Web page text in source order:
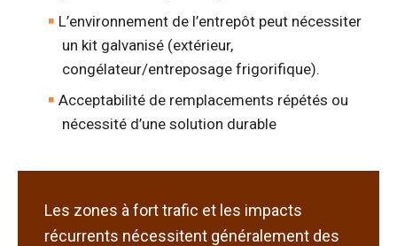
L’environnement de l’entrepôt peut nécessiter
un kit galvanisé (extérieur,
congélateur/entreposage frigorifique).
Acceptabilité de remplacements répétés ou
nécessité d’une solution durable
Les zones à fort trafic et les impacts
récurrents nécessitent généralement des